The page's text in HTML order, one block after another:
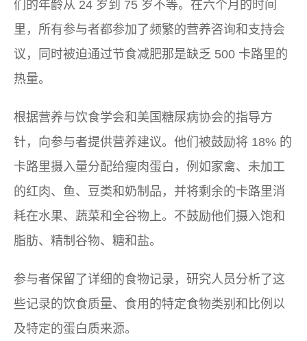
们的年龄从 24 岁到 75 岁不等。在六个月的时间
里，所有参与者都参加了频繁的营养咨询和支持会
议，同时被迫通过节食减肥那是缺乏 500 卡路里的
热量。
根据营养与饮食学会和美国糖尿病协会的指导方
针，向参与者提供营养建议。他们被鼓励将 18% 的
卡路里摄入量分配给瘦肉蛋白，例如家禽、未加工
的红肉、鱼、豆类和奶制品，并将剩余的卡路里消
耗在水果、蔬菜和全谷物上。不鼓励他们摄入饱和
脂肪、精制谷物、糖和盐。
参与者保留了详细的食物记录，研究人员分析了这
些记录的饮食质量、食用的特定食物类别和比例以
及特定的蛋白质来源。